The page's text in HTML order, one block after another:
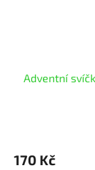
Adventní
170 Kč